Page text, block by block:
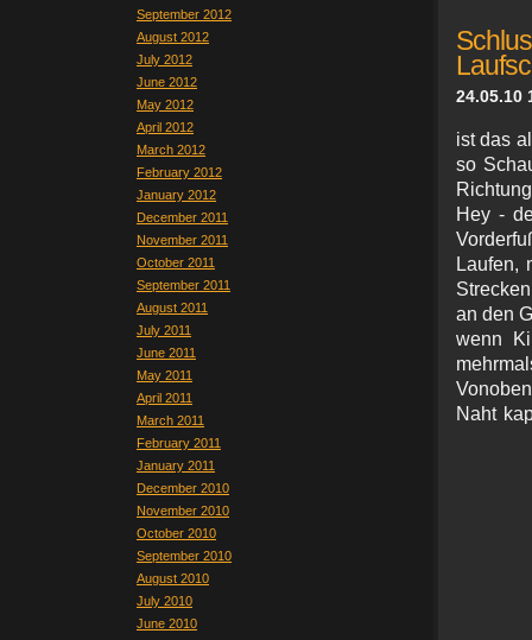
September 2012
August 2012
July 2012
June 2012
May 2012
April 2012
March 2012
February 2012
January 2012
December 2011
November 2011
October 2011
September 2011
August 2011
July 2011
June 2011
May 2011
April 2011
March 2011
February 2011
January 2011
December 2010
November 2010
October 2010
September 2010
August 2010
July 2010
June 2010
24.05.10
ist das
so
Hey -
Laufen,
an den
wenn
Naht